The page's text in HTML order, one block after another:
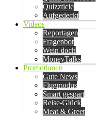
Quizzticle
Aufgedeckt
Videos
Reportagen
Fragenbot
Wein doch
MoneyTalks
Promotionen
Gute News
Flugmodus
Smart gespart
Reise-Glück
Meat & Greet